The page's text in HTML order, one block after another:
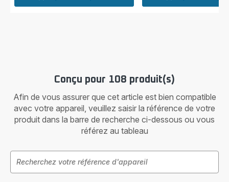
Conçu pour 108 produit(s)
Afin de vous assurer que cet article est bien compatible
avec votre appareil, veuillez saisir la référence de votre
produit dans la barre de recherche ci-dessous ou vous
référez au tableau